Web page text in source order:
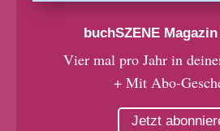
buchSZENE
Vier mal pro Jahr in
+ Mit Abo-
Jetzt